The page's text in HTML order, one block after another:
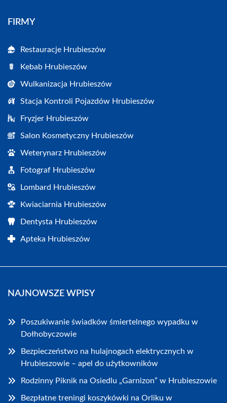
FIRMY
Restauracje Hrubieszów
Kebab Hrubieszów
Wulkanizacja Hrubieszów
Stacja Kontroli Pojazdów Hrubieszów
Fryzjer Hrubieszów
Salon Kosmetyczny Hrubieszów
Weterynarz Hrubieszów
Fotograf Hrubieszów
Lombard Hrubieszów
Kwiaciarnia Hrubieszów
Dentysta Hrubieszów
Apteka Hrubieszów
NAJNOWSZE WPISY
Poszukiwanie świadków śmiertelnego wypadku w
Dołhobyczowie
Bezpieczeństwo na hulajnogach elektrycznych w
Hrubieszowie – apel do użytkowników
Rodzinny Piknik na Osiedlu „Garnizon” w Hrubieszowie
Bezpłatne treningi koszykówki na Orliku w